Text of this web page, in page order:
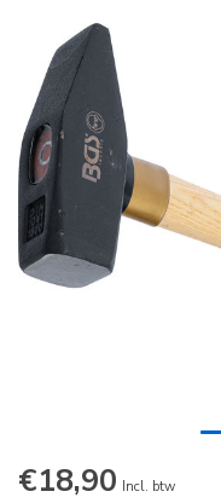
€18,90 Incl. btw